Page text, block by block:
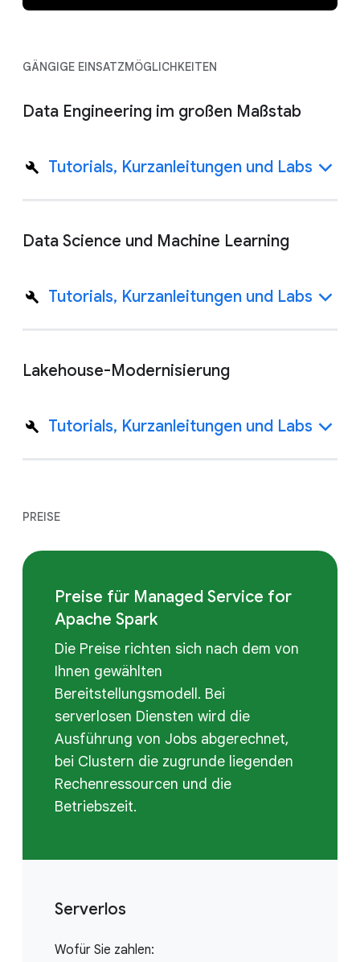
GÄNGIGE EINSATZMÖGLICHKEITEN
Data Engineering im großen Maßstab
Tutorials, Kurzanleitungen und Labs
Data Science und Machine Learning
Tutorials, Kurzanleitungen und Labs
Lakehouse-Modernisierung
Tutorials, Kurzanleitungen und Labs
PREISE
Preise für Managed Service for
Apache Spark
Die Preise richten sich nach dem von
Ihnen gewählten
Bereitstellungsmodell. Bei
serverlosen Diensten wird die
Ausführung von Jobs abgerechnet,
bei Clustern die zugrunde liegenden
Rechenressourcen und die
Betriebszeit.
Serverlos
Wofür Sie zahlen: